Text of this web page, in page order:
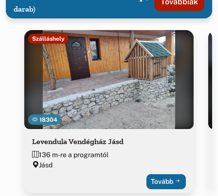
darab)
18304
Szálláshely
Levendula Vendégház Jásd
136 m-re a programtól
Jásd
Tovább